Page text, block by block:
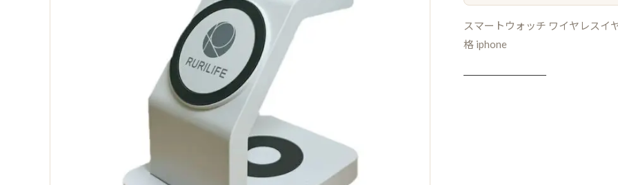
スマートウォッチ ワイヤレスイ
格 iphone